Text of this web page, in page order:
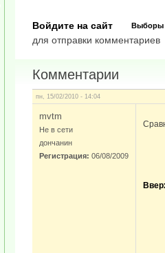
Выборы
Войдите на сайт
для отправки комментариев
Комментарии
пн, 15/02/2010 - 14:04
mvtm
Не в сети
дончанин
Регистрация: 06/08/2009